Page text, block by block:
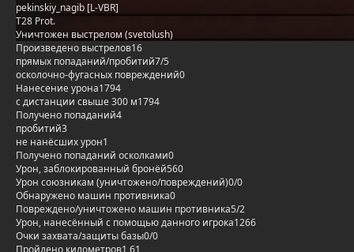
pekinskiy_nagib [L-VBR]
T28 Prot.
Уничтожен выстрелом (svetolush)
Произведено выстрелов16
прямых попаданий/пробитий7/5
осколочно-фугасных повреждений0
Нанесение урона1794
с дистанции свыше 300 м1794
Получено попаданий4
пробитий3
не нанёсших урон1
Получено попаданий осколками0
Урон, заблокированный бронёй560
Урон союзникам (уничтожено/повреждений)0/0
Обнаружено машин противника0
Повреждено/уничтожено машин противника5/2
Урон, нанесённый с помощью данного игрока1266
Очки захвата/защиты базы0/0
Пройдено километров1,61